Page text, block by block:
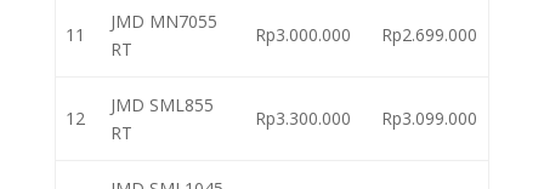
11
JMD MN7055
RT
Rp3.000.000 Rp2.699.000
12
JMD SML855
RT
Rp3.300.000 Rp3.099.000